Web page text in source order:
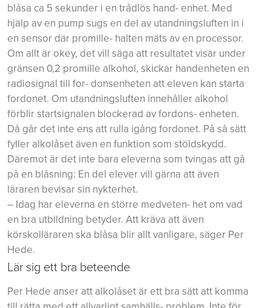
blåsa ca 5 sekunder i en trådlös hand- enhet. Med
hjälp av en pump sugs en del av utandningsluften in i
en sensor där promille- halten mäts av en processor.
Om allt är okey, det vill säga att resultatet visar under
gränsen 0,2 promille alkohol, skickar handenheten en
radiosignal till for- donsenheten att eleven kan starta
fordonet. Om utandningsluften innehåller alkohol
förblir startsignalen blockerad av fordons- enheten.
Då går det inte ens att rulla igång fordonet. På så sätt
fyller alkolåset även en funktion som stöldskydd.
Däremot är det inte bara eleverna som tvingas att gå
på en blåsning: En del elever vill gärna att även
läraren bevisar sin nykterhet.
– Idag har eleverna en större medveten- het om vad
en bra utbildning betyder. Att kräva att även
körskolläraren ska blåsa blir allt vanligare, säger Per
Hede.
Lär sig ett bra beteende
Per Hede anser att alkolåset är ett bra sätt att komma